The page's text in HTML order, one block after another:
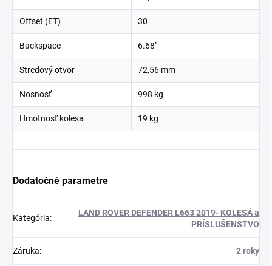
Offset (ET) 30
Backspace 6.68"
Stredový otvor 72,56 mm
Nosnosť 998 kg
Hmotnosť kolesa 19 kg
Dodatočné parametre
Kategória:
LAND ROVER DEFENDER L663 2019- KOLESÁ a
PRÍSLUŠENSTVO
Záruka: 2 roky